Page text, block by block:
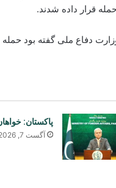
قرار داده شدند.
دفاع ملی گفته بود حمله
پاکستان:
آگست 7, 2026
دالر به ریاست صحت